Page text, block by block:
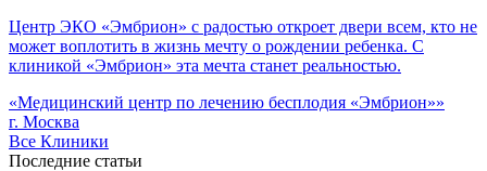
Центр ЭКО «Эмбрион» с радостью откроет двери всем, кто не
может воплотить в жизнь мечту о рождении ребенка. С
клиникой «Эмбрион» эта мечта станет реальностью.
«Медицинский центр по лечению бесплодия «Эмбрион»»
г. Москва
Все Клиники
Последние статьи